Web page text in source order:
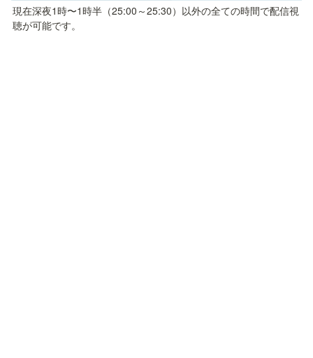
現在深夜1時〜1時半（25:00～25:30）以外の全ての時間で配信視
聴が可能です。